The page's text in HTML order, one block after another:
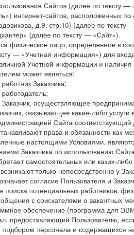
Сайтов (далее по тексту
интернет-сайтов,
д.9, стр.10) (далее по
(далее по тексту — «Сайт»).
физическое лицо, определенное в
— «Учетная информация») для
Учетной информации и
может являться:
Заказчика;
осуществляющее
оказывающее какие-либо услуги
Сайта соответствующий
права и обязанности как
настоящими Условиями,
Заказчика по использованию
самостоятельных или каких-
только непосредственно у
согласие Пользователя и
поиска потенциальных работников,
с соискателями о вакантных
обеспечение (программа для
предоставляющий Пользователю,
подбором персонала и содержащихся